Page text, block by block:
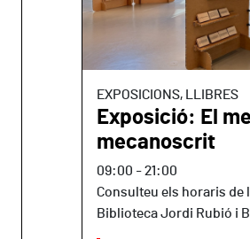
EXPOSICIONS, LLIBRES
Exposició: El
mecanoscrit
09:00 -21:00
Consulteu els horaris de
Biblioteca Jordi Rubió i